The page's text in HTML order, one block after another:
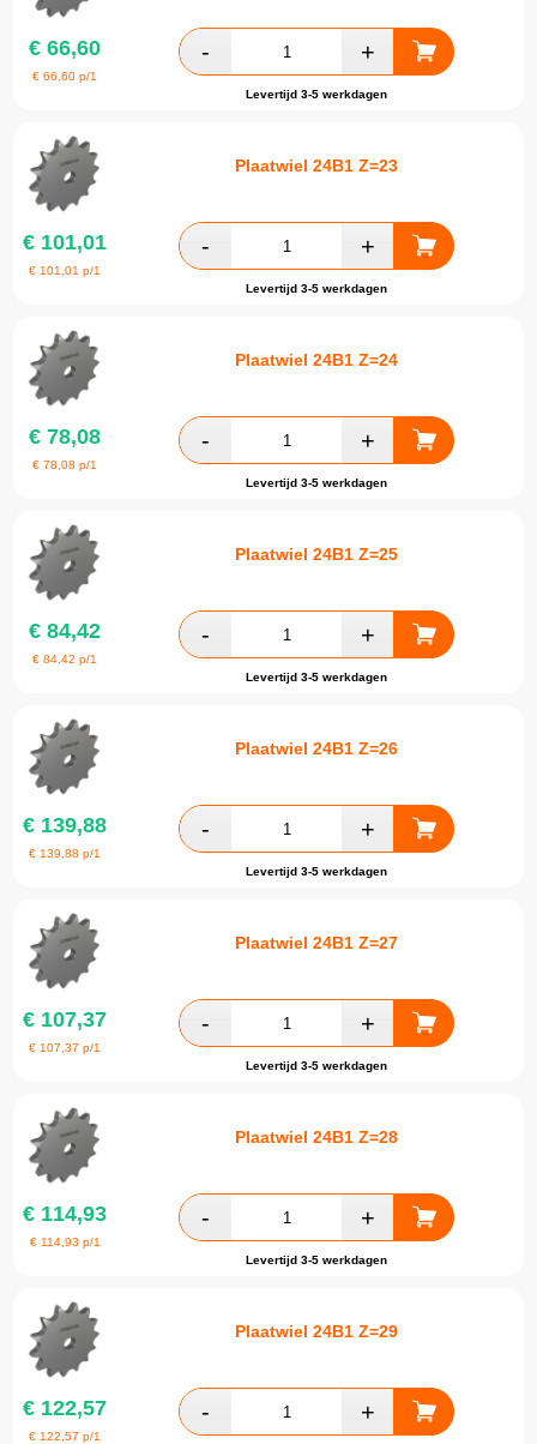
€ 66,60
€66,60 p/1
Levertijd 3-5 werkdagen
Plaatwiel 24B1 Z=23
€ 101,01
€ 101,01 p/1
Levertijd 3-5 werkdagen
Plaatwiel 24B1 Z=24
€ 78,08
€78,08 p/1
Levertijd 3-5 werkdagen
Plaatwiel 24B1 Z=25
€ 84,42
€84,42 p/1
Levertijd 3-5 werkdagen
Plaatwiel 24B1 Z=26
€ 139,88
€ 139,88 p/1
Levertijd 3-5 werkdagen
Plaatwiel 24B1 Z=27
€ 107,37
€ 107,37 p/1
Levertijd 3-5 werkdagen
Plaatwiel 24B1 Z=28
€ 114,93
€ 114,93 p/1
Levertijd 3-5 werkdagen
Plaatwiel 24B1 Z=29
€ 122,57
€ 122,57 p/1